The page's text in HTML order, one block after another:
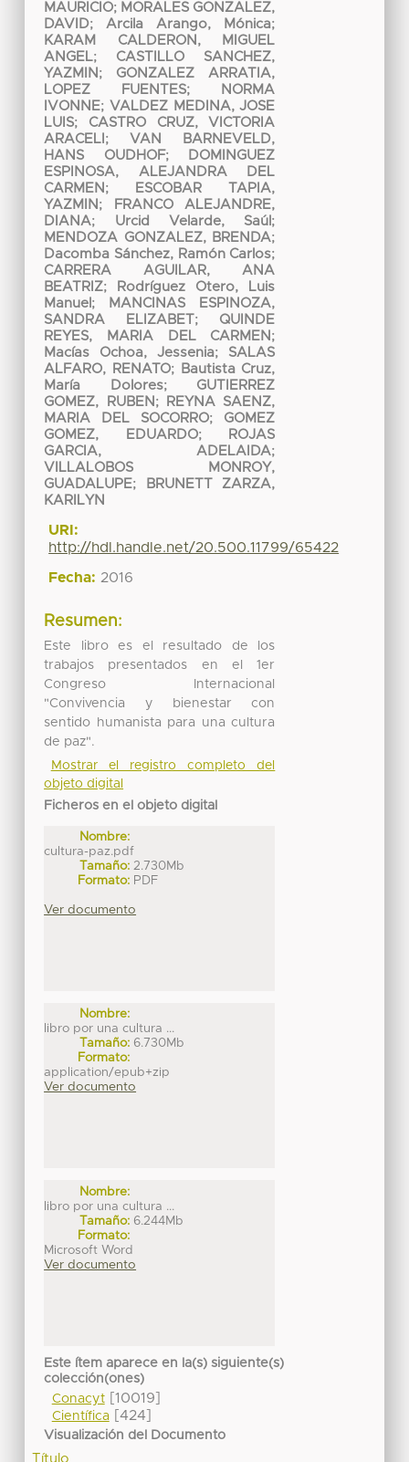
MAURICIO; MORALES GONZALEZ,
DAVID;Arcila Arango, Mónica;
KARAM CALDERON, MIGUEL
ANGEL; CASTILLO SANCHEZ,
YAZMIN ; GONZALEZ ARRATIA,
LOPEZ FUENTES; NORMA
IVONNE; VALDEZ MEDINA, JOSE
LUIS; CASTRO CRUZ, VICTORIA
ARACELI ; VAN BARNEVELD,
HANS OUDHOF;
DOMINGUEZ
ESPINOSA, ALEJANDRA DEL
CARMEN ;
ESCOBAR TAPIA,
YAZMIN ;
FRANCO ALEJANDRE,
DIANA; Urcid Velarde, Saúl ;
MENDOZA GONZALEZ, BRENDA;
Dacomba Sánchez, Ramón Carlos;
CARRERA AGUILAR, ANA
BEATRIZ;
Rodríguez Otero, Luis
Manuel ;
MANCINAS ESPINOZA,
SANDRA ELIZABET ; QUINDE
REYES, MARIA DEL CARMEN ;
Macías Ochoa, Jessenia; SALAS
ALFARO, RENATO;
Bautista Cruz,
María Dolores; GUTIERREZ
GOMEZ, RUBEN ;
REYNA SAENZ,
MARIA DEL SOCORRO; GOMEZ
GOMEZ, EDUARDO;
ROJAS
GARCIA, ADELAIDA;
VILLALOBOS MONROY,
GUADALUPE;
BRUNETT ZARZA,
KARILYN
URI:
http://hdl.handle.net/20.500.11799/65422
Fecha: 2016
Resumen:
Este libro es el resultado de los
trabajos presentados en el 1er
Congreso Internacional
"Convivencia y bienestar con
sentido humanista para una cultura
de paz".
Mostrar el registro completo del
objeto digital
Ficheros en el objeto digital
Nombre:
cultura-paz.pdf
Tamaño: 2.730Mb
Formato: PDF
Ver documento
Nombre:
libro por una cultura ...
Tamaño: 6.730Mb
Formato:
application/epub+zip
Ver documento
Nombre:
libro por una cultura ...
Tamaño: 6.244Mb
Formato:
Microsoft Word
Ver documento
Este ítem aparece en la(s) siguiente(s)
colección(ones)
Conacyt[10019]
Científica[424]
Visualización del Documento
Título